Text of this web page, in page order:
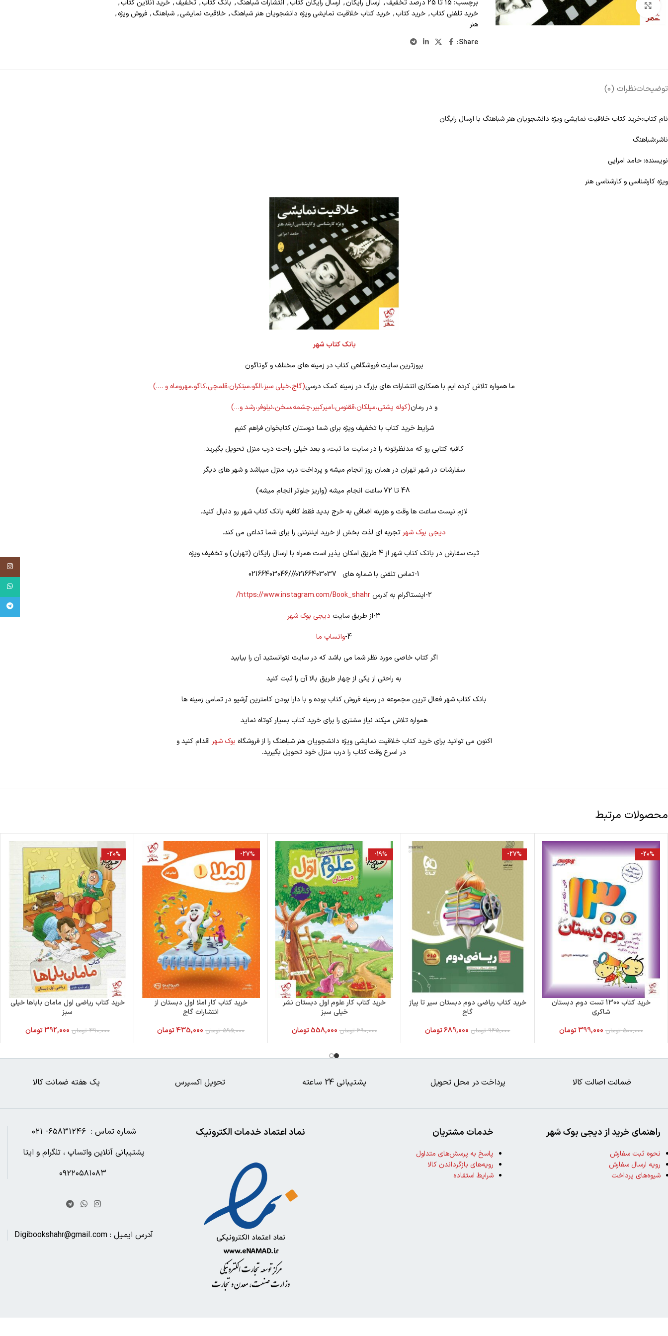
Click to enlarge
برچسب: 15 تا 25 درصد تخفیف , ارسال رایگان, ارسال رایگان کتاب, انتشارات شباهنگ, بانک کتاب, تخفیف, خرید آنلاین کتاب,
خرید تلفنی کتاب, خرید کتاب, خرید کتاب خلاقیت نمایشی ویژه دانشجویان هنر شباهنگ, خلاقیت نمایشی, شباهنگ, فروش ویژه,
هنر
Share:
توضیحاتنظرات (0)
نام کتاب:خرید کتاب خلاقیت نمایشی ویژه دانشجویان هنر شباهنگ با ارسال رایگان
ناشر:شباهنگ
نویسنده: حامد امرایی
ویژه کارشناسی و کارشناسی هنر
بانک کتاب شهر
بروزترین سایت فروشگاهی کتاب در زمینه های مختلف و گوناگون
ما همواره تلاش کرده ایم با همکاری انتشارات های بزرگ در زمینه کمک درسی(گاج،خیلی سبز،الگو،مبتکران،قلمچی،کاگو،مهروماه و ….)
و در رمان(کوله پشتی،میلکان،ققنوس،امیرکبیر،چشمه،سخن،نیلوفر،رشد و…)
شرایط خرید کتاب با تخفیف ویژه برای شما دوستان کتابخوان فراهم کنیم
کافیه کتابی رو که مدنظرتونه را در سایت ما ثبت، و بعد خیلی راحت درب منزل تحویل بگیرید.
سفارشات در شهر تهران در همان روز انجام میشه و پرداخت درب منزل میباشد و شهر های دیگر
لازم نیست ساعت ها وقت و هزینه اضافی به خرج بدید فقط کافیه بانک کتاب شهر رو دنبال کنید.
دیجی بوک شهر تجربه ای لذت بخش از خرید اینترنتی را برای شما تداعی می کند.
ثبت سفارش در بانک کتاب شهر از 4 طریق امکان پذیر است همراه با ارسال رایگان (تهران) و تخفیف ویژه
1-تماس تلفنی با شماره های 02166403037///02166403046
2-اینستاگرام به آدرس
https://www.instagram.com/Book_shahr/
3-از طریق سایت
دیجی بوک شهر
4- واتساپ ما
اگر کتاب خاصی مورد نظر شما می باشد که در سایت نتوانستید آن را بیابید
به راحتی از یکی از چهار طریق بالا آن را ثبت کنید
بانک کتاب شهر فعال ترین مجموعه در زمینه فروش کتاب بوده و با دارا بودن کامترین آرشیو در تمامی زمینه ها
همواره تلاش میکند نیاز مشتری را برای خرید کتاب بسیار کوتاه نماید
اکنون می توانید برای خرید کتاب خلاقیت نمایشی ویژه دانشجویان هنر شباهنگ را از فروشگاه بوک شهر اقدام کنید و
در اسرع وقت کتاب را درب منزل خود تحویل بگیرید.
محصولات مرتبط
-20%
خرید کتاب 1300 تست دوم دبستان
شاکری
500,000 تومان 399,000تومان
-27%
خرید کتاب ریاضی دوم دبستان سیر تا پیاز
گاج
945,000 تومان 689,000تومان
-19%
خرید کتاب کار علوم اول دبستان نشر
خیلی سبز
690,000 تومان 558,000 تومان
-27%
خرید کتاب کار املا اول دبستان از
انتشارات گاج
595,000 تومان 435,000تومان
-20%
خرید کتاب ریاضی اول مامان باباها خیلی
سبز
490,000 تومان 392,000تومان
ضمانت اصالت کالا پرداخت در محل تحویل پشتیبانی 24 ساعته تحویل اکسپرس یک هفته ضمانت کالا
شماره تماس : ۶۵۸۳۱۲۴۶- ۰۲۱
پشتیبانی آنلاین واتساپ ، تلگرام و ایتا
آدرس ایمیل : Digibookshahr@gmail.com
نماد اعتماد خدمات الکترونیک خدمات مشتریان
پاسخ به پرسش‌های متداول
رویه‌های بازگرداندن کالا
شرایط استفاده
راهنمای خرید از دیجی بوک شهر
نحوه ثبت سفارش
رویه ارسال سفارش
شیوه‌های پرداخت